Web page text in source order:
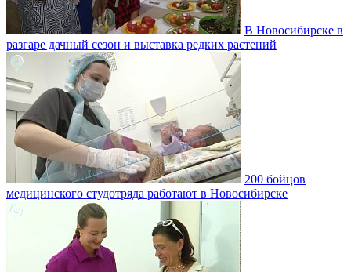
В Новосибирске в
разгаре дачный сезон и выставка редких растений
200 бойцов
медицинского студотряда работают в Новосибирске